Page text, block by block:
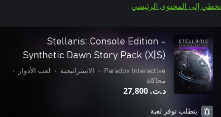
تخطي إلى المحتوى الرئيسي
Stellaris: Console Edition -
Synthetic Dawn Story Pack (X|S)
Paradox Interactive
• الاستراتيجية • لعب الأدوار
•
محاكاة
د.ت.‏ 27,800
يتطلب توفر لعبة